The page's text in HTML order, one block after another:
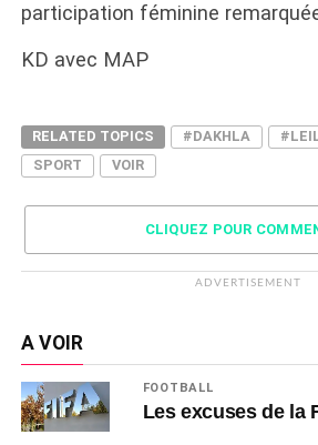
participation féminine
KD avec MAP
RELATED TOPICS #DAKHLA
SPORT
VOIR
CLIQUEZ POUR
ADVERTISEMENT
A VOIR
FOOTBALL
Les excuses de la